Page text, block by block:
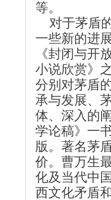
等。
对于茅盾
一些新的进
《封闭与
小说欣赏》
分别对茅盾
承与发展、
体、深入的
学论稿》一
版。著名茅
价。曹万生
化及当代中
西文化矛盾